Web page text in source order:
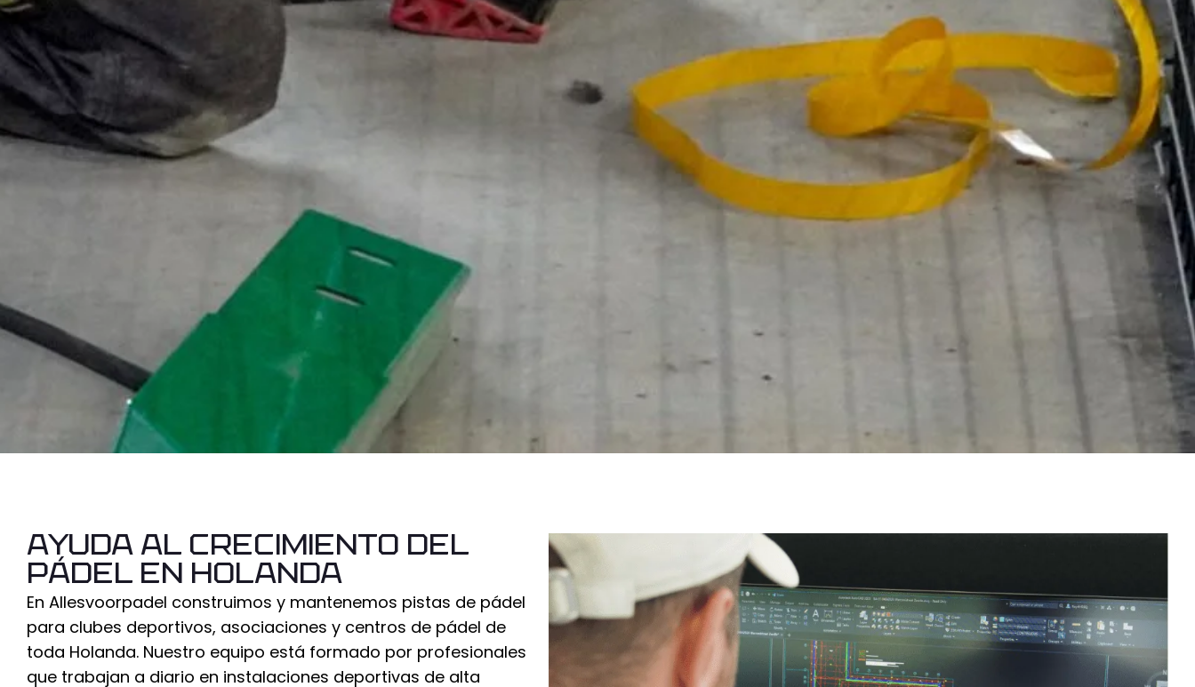
Ayuda al crecimiento del
pádel en Holanda
En Allesvoorpadel construimos y mantenemos pistas de pádel
para clubes deportivos, asociaciones y centros de pádel de
toda Holanda. Nuestro equipo está formado por profesionales
que trabajan a diario en instalaciones deportivas de alta